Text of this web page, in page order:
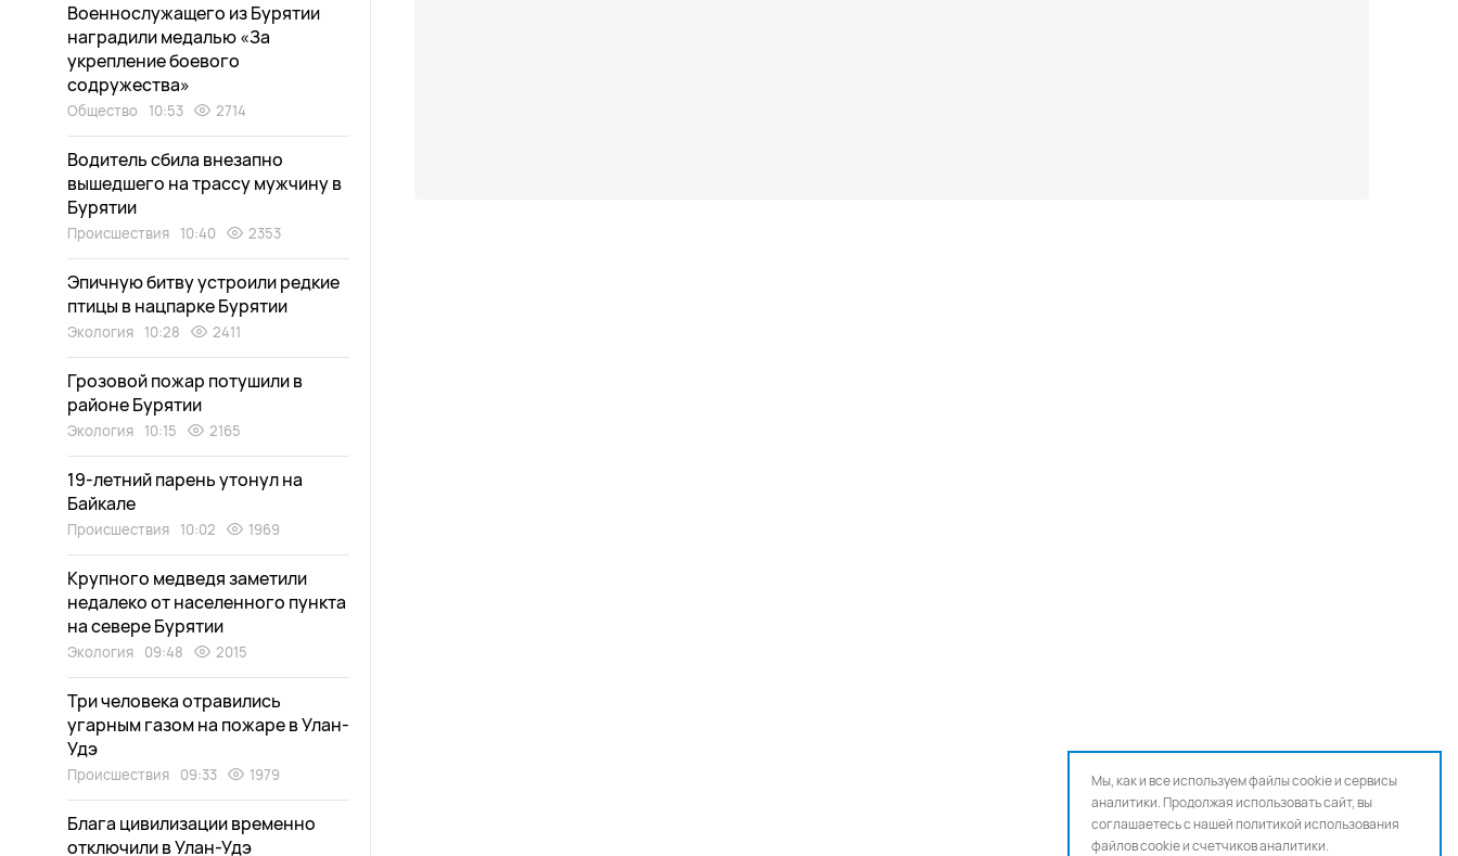
Военнослужащего из Бурятии
наградили медалью «За
укрепление боевого
содружества»
Общество 10:53 2714
Водитель сбила внезапно
вышедшего на трассу мужчину в
Бурятии
Происшествия 10:40 2353
Эпичную битву устроили редкие
птицы в нацпарке Бурятии
Экология 10:28 2411
Грозовой пожар потушили в
районе Бурятии
Экология 10:15 2165
19-летний парень утонул на
Байкале
Происшествия 10:02 1969
Крупного медведя заметили
недалеко от населенного пункта
на севере Бурятии
Экология 09:48 2015
Три человека отравились
угарным газом на пожаре в Улан-
Удэ
Происшествия 09:33 1979
Блага цивилизации временно
отключили в Улан-Удэ
Мы, как и все используем файлы cookie и сервисы
аналитики. Продолжая использовать сайт, вы
соглашаетесь с нашейполитикой использования
файлов cookie и счетчиков аналитики.